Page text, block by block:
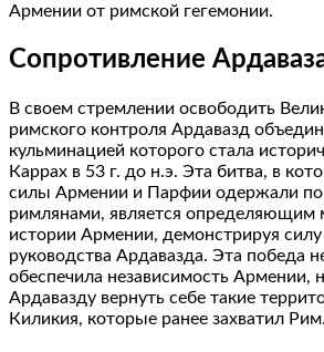
Армении от римской гегемонии.
Сопротивление
В своем стремлении освободить
римского контроля Ардавазд
кульминацией которого стала
Каррах в 53 г. до н.э. Эта битва, в
силы Армении и Парфии одержали
римлянами, является определяющим
истории Армении, демонстрируя силу
руководства Ардавазда. Эта победа
обеспечила независимость Армении,
Ардавазду вернуть себе такие
Киликия, которые ранее захватил Рим.